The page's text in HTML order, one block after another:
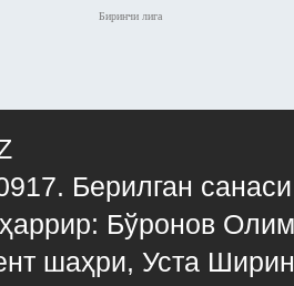
Биринчи лига
Берилган
Бўронов
шаҳри, Уста